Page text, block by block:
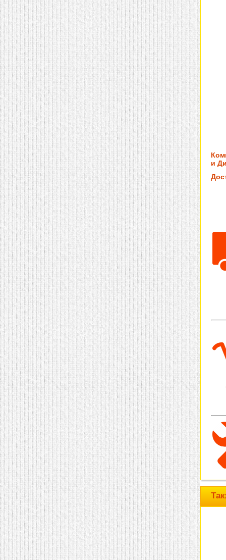
домашнем использовании.
Эта мебель имеет
некоторые преимущества
перед той же стенкой для
гостиной, к примеру,
поскольку она более
легкая и не загромождает
пространство. В спальне
этот предмет можно
поставить у изголовья
кровати, чтобы заполнить
пустующее там
место.
Также стеллажи
очень часто используют в
качестве разграничителей
комнаты, например, на
рабочую зону и
пространство для отдыха.
Особенно это актуально
для однокомнатных
квартир.
и